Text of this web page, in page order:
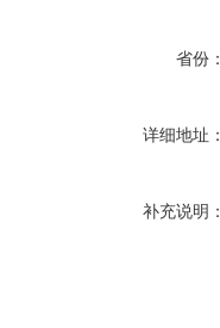
省份：
详细地址：
补充说明：